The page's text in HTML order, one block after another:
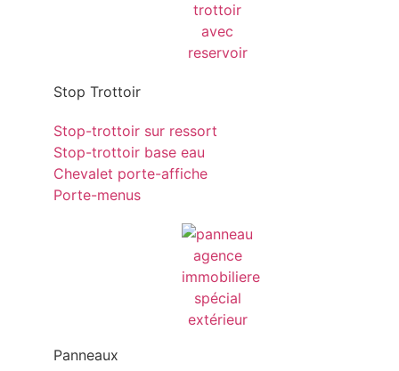
Stop Trottoir
Stop-trottoir sur ressort
Stop-trottoir base eau
Chevalet porte-affiche
Porte-menus
Panneaux